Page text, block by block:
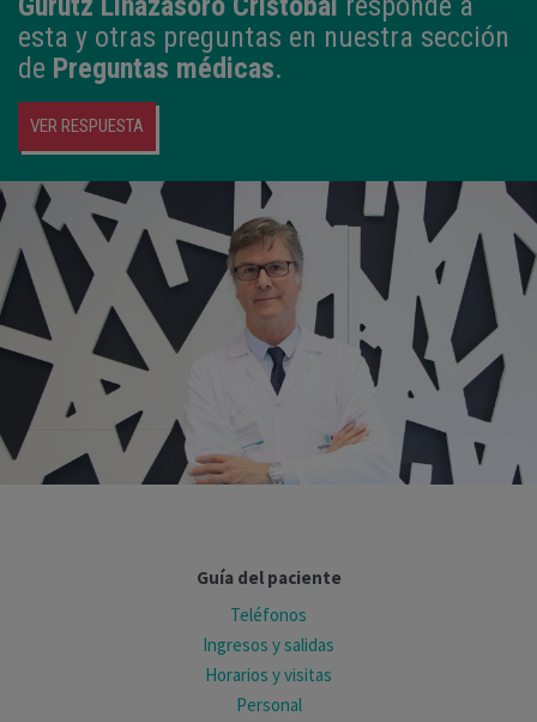
esta y otras preguntas en nuestra sección
de Preguntas médicas.
VER RESPUESTA
Guía del paciente
Teléfonos
Ingresos y salidas
Horarios y visitas
Personal